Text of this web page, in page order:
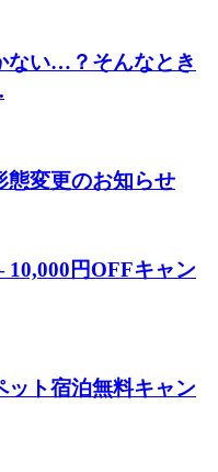
ない…？そんなとき
態変更のお知らせ
円OFFキャン
ット宿泊無料キャン